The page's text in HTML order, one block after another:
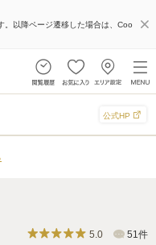
。以降ページ遷移した場合は、Coo
公式HP
5.0 51件
カップル
レポート
特典・
フェア